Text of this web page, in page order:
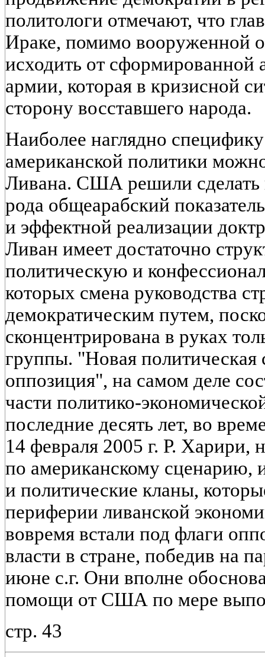
политологи отмечают, что
Ираке, помимо вооруженной
исходить от сформированной
армии, которая в кризисной
сторону восставшего народа.
Наиболее наглядно
американской политики
Ливана. США решили сделать
рода общеарабский
и эффектной реализации
Ливан имеет достаточно
политическую и
которых смена руководства
демократическим путем,
сконцентрирована в руках
группы. "Новая
оппозиция", на самом деле
части политико-
последние десять лет, во
14 февраля 2005 г. Р. Харири,
по американскому сценарию,
и политические кланы,
периферии ливанской
вовремя встали под флаги
власти в стране, победив на
июне с.г. Они вполне
помощи от США по мере
стр. 43